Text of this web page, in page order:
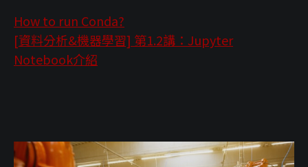
How to run Conda?
[資料分析&機器學習] 第1.2講：Jupyter
Notebook介紹